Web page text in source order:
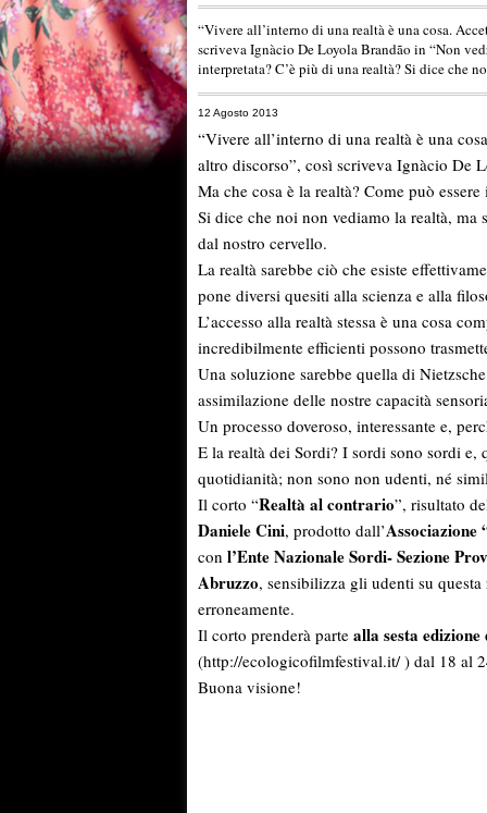
“Vivere all’interno di una realtà è una cosa.
scriveva Ignàcio De Loyola Brandão in “Non
interpretata? C’è più di una realtà? Si dice che
12 Agosto 2013
“Vivere all’interno di una realtà è una
altro discorso”, così scriveva Ignàcio De
Ma che cosa è la realtà? Come può
Si dice che noi non vediamo la realtà, ma
dal nostro cervello.
La realtà sarebbe ciò che esiste
pone diversi quesiti alla scienza e alla
L’accesso alla realtà stessa è una cosa
incredibilmente efficienti possono
Una soluzione sarebbe quella di
assimilazione delle nostre capacità
Un processo doveroso, interessante e,
E la realtà dei Sordi? I sordi sono sordi
quotidianità; non sono non udenti, né
Il corto “Realtà al contrario”, risultato
Daniele Cini, prodotto dall’Associazione
con l’Ente Nazionale Sordi- Sezione
Abruzzo, sensibilizza gli udenti su
erroneamente.
Il corto prenderà parte alla sesta
(http://ecologicofilmfestival.it/ ) dal 18 al
Buona visione!